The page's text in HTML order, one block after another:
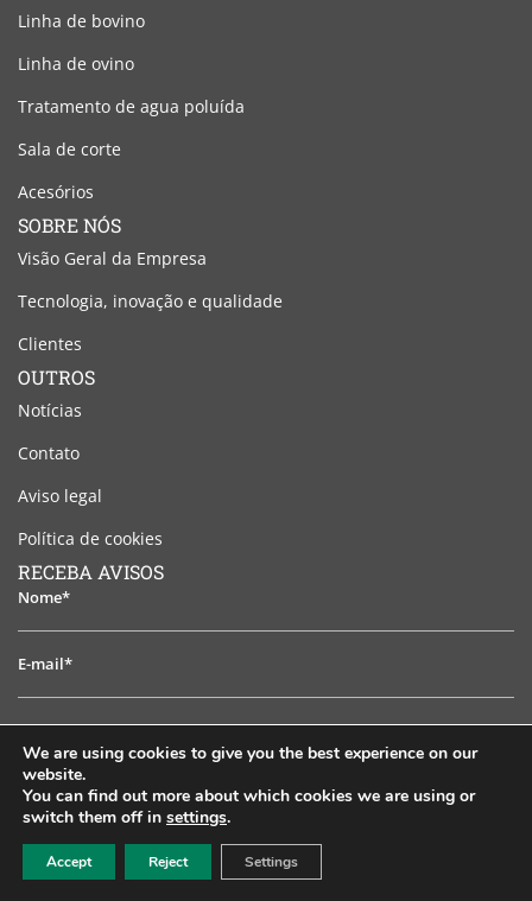
Linha de bovino
Linha de ovino
Tratamento de agua poluída
Sala de corte
Acesórios
SOBRE NÓS
Visão Geral da Empresa
Tecnologia, inovação e qualidade
Clientes
OUTROS
Notícias
Contato
Aviso legal
Política de cookies
RECEBA AVISOS
Nome*
E-
Li
e
aceito
o
aviso
legal
SUBSCREVER
EN ES
We are using cookies to give you the best experience on our
website.
You can find out more about which cookies we are using or
switch them off in settings.
Accept Reject Settings